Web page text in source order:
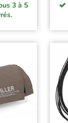
3 à 5